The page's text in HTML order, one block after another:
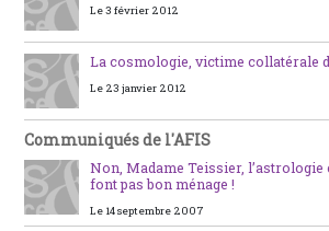
Le 3 février 2012
La cosmologie, victime collatérale
Le 23 janvier 2012
Communiqués de l'AFIS
Non, Madame Teissier,
font pas bon ménage !
Le 14 septembre 2007